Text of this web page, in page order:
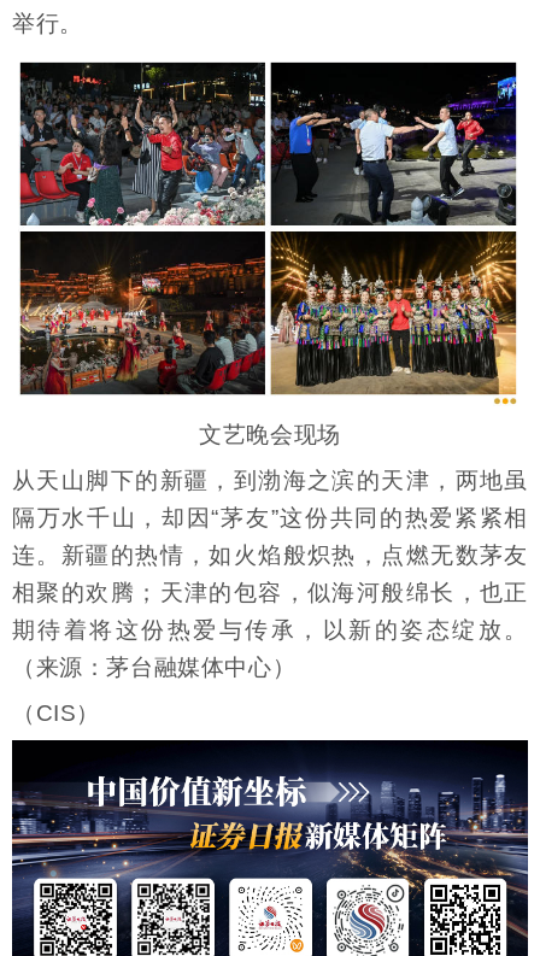
举行。
文艺晚会现场
从天山脚下的新疆，到渤海之滨的天津，两地虽
隔万水千山，却因“茅友”这份共同的热爱紧紧相
连。新疆的热情，如火焰般炽热，点燃无数茅友
相聚的欢腾；天津的包容，似海河般绵长，也正
期待着将这份热爱与传承，以新的姿态绽放。
（来源：茅台融媒体中心）
（CIS）